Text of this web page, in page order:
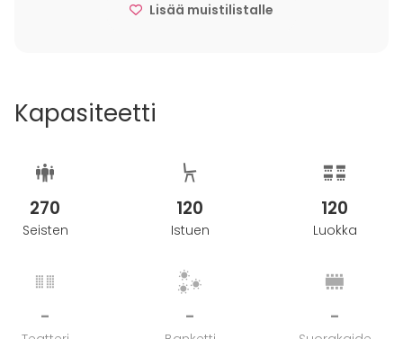
Lisää muistilistalle
Kapasiteetti
270
Seisten
120
Istuen
120
Luokka
- - -